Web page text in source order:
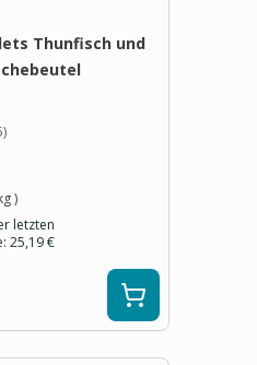
Thunfisch und
)
)
letzten
25,19 €